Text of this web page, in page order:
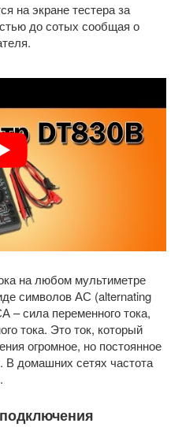
на экране тестера за
до сотых сообщая о
на любом мультиметре
символов АС (alternating
– сила переменного тока,
тока. Это ток, который
огромное, но постоянное
В домашних сетях частота